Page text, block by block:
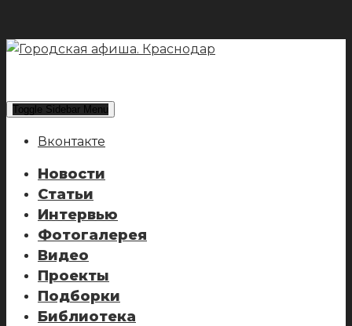
Toggle Sidebar Menu
Вконтакте
Новости
Статьи
Интервью
Фотогалерея
Видео
Проекты
Подборки
Библиотека